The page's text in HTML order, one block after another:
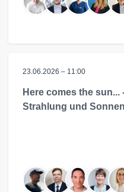
23.06.2026 – 11:00
Here comes the sun...
Strahlung und